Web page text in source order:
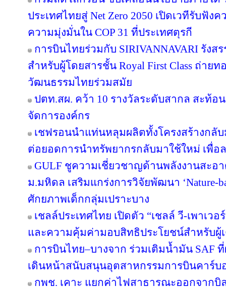
ประเทศไทยสู่ Net Zero 2050 เปิดเวทีรับฟั
ความมุ่งมั่นใน COP 31 ที่ประเทศตุรกี
การบินไทยร่วมกับ SIRIVANNAVARI รังส
สำหรับผู้โดยสารชั้น Royal First Class ถ่าย
วัฒนธรรมไทยร่วมสมัย
ปตท.สผ. คว้า 10 รางวัลระดับสากล สะท้อ
จัดการองค์กร
เชฟรอนนำแท่นหลุมผลิตทั้งโครงสร้างกลั
ต่อยอดการนำทรัพยากรกลับมาใช้ใหม่ เพื่อ
GULF ชูความเชี่ยวชาญด้านพลังงานสะอ
ม.มหิดล เสริมแกร่งการวิจัยพัฒนา ‘Nature-
ศักยภาพเด็กกลุ่มเปราะบาง
เชลล์ประเทศไทย เปิดตัว “เชลล์ วี-เพาเว
และความคุ้มค่ามอบสิทธิประโยชน์สำหรับผู้
การบินไทย–บางจาก ร่วมเติมน้ำมัน SAF
เดินหน้าสนับสนุนอุตสาหกรรมการบินคาร์บ
กพช. เคาะ แยกค่าไฟสาธารณะออกจาก